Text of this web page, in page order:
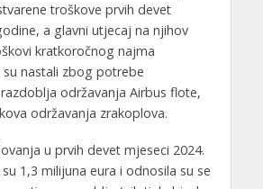
troškove prvih devet
a glavni utjecaj na njihov
kratkoročnog najma
nastali zbog potrebe
održavanja Airbus flote,
održavanja zrakoplova.
u prvih devet mjeseci 2024.
1,3 milijuna eura i odnosila su se